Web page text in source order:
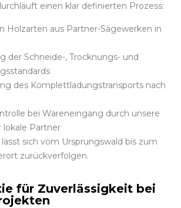
einen klar definierten Prozess:
Holzarten aus Partner-Sägewerken in
der Schneide-, Trocknungs- und
des Komplettladungstransports nach
bei Wareneingang durch unsere
lokale Partner
sich vom Ursprungswald bis zum
zurückverfolgen.
für Zuverlässigkeit bei